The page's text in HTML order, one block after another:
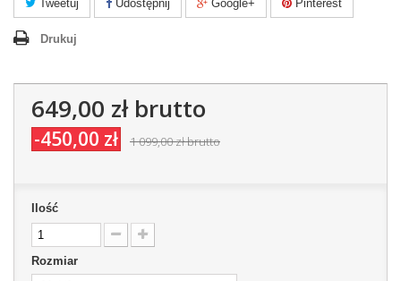
Tweetuj Udostępnij Google+ Pinterest
Drukuj
649,00 złbrutto
-450,00 zł 1 099,00 złbrutto
Ilość
Rozmiar